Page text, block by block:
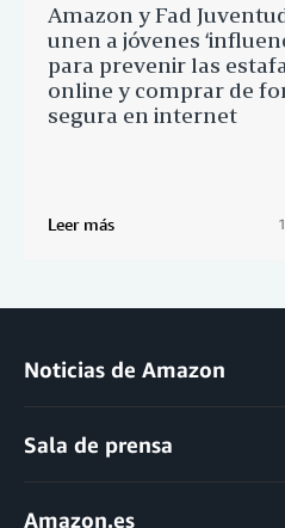
Amazon y Fad
unen a jóvenes
para prevenir las
online y comprar de
segura en internet
Leer más
Noticias de Amazon
Sala de prensa
Amazon.es